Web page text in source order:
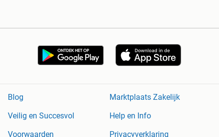
Blog
Marktplaats Zakelijk
Veilig en Succesvol
Help en Info
Voorwaarden
Privacyverklaring